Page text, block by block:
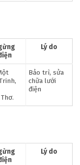
Lý do
Bảo trì, sửa
chữa lưới
điện
Lý do